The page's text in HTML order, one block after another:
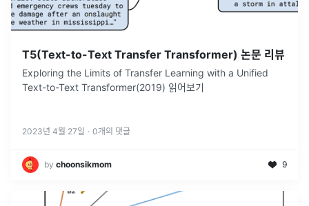
T5(Text-to-Text Transfer Transformer) 논문 리뷰
Exploring the Limits of Transfer Learning with a Unified
Text-to-Text Transformer(2019) 읽어보기
2023년 4월 27일 · 0개의 댓글
by choonsikmom 9